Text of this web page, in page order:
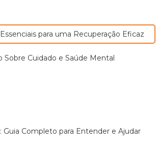
Essenciais para uma Recuperação Eficaz
Sobre Cuidado e Saúde Mental
Guia Completo para Entender e Ajudar